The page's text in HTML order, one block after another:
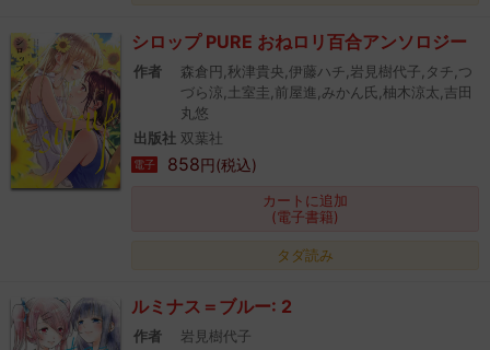
シロップ PURE おねロリ百合アンソロジー
作者
森倉円,秋津貴央,伊藤ハチ,岩見樹代子,タチ,つ
づら涼,土室圭,前屋進,みかん氏,柚木涼太,吉田
丸悠
出版社 双葉社
電子 858円(税込)
カートに追加
(電子書籍)
タダ読み
ルミナス＝ブルー: 2
作者
岩見樹代子